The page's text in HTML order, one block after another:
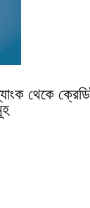
থেকে